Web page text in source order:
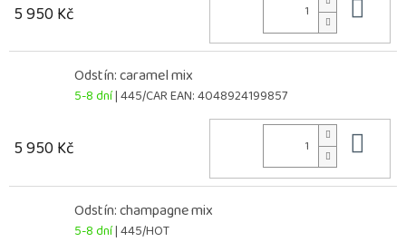
5 950 Kč
Odstín: caramel mix
5-8 dní| 445/CAREAN:4048924199857
5 950 Kč
Odstín: champagne mix
5-8 dní| 445/HOT